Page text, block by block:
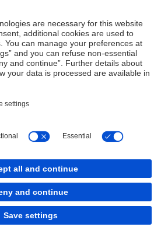
legal
Recursos Legais
AG, Frankfurt am